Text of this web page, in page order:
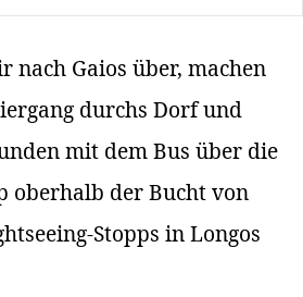
nach Gaios über, machen
durchs Dorf und
mit dem Bus über die
oberhalb der Bucht von
Stopps in Longos